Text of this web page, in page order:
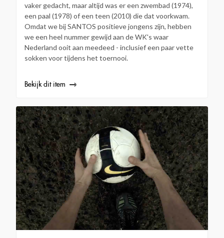
vaker gedacht, maar altijd was er een zwembad (1974),
een paal (1978) of een teen (2010) die dat voorkwam.
Omdat we bij SANTOS positieve jongens zijn, hebben
we een heel nummer gewijd aan de WK's waar
Nederland ooit aan meedeed - inclusief een paar vette
sokken voor tijdens het toernooi.
Bekijk dit item